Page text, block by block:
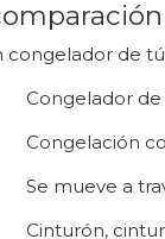
congelador de
Congelador
Congelación
Se mueve a
Cinturón,